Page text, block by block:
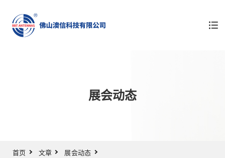
展会动态
首页 文章
展会动态